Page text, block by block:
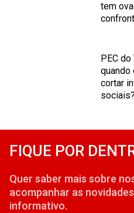
tem
PEC
quando
cortar
sociais?
FIQUE POR
Quer saber mais sobre
acompanhar as
informativo.